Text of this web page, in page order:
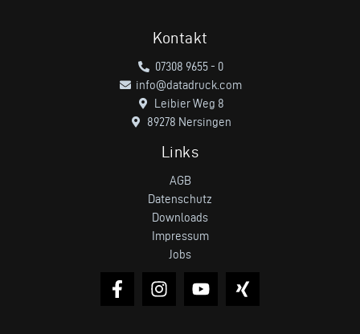
Kontakt
07308 9655 - 0
info@datadruck.com
Leibier Weg 8
89278 Nersingen
Links
AGB
Datenschutz
Downloads
Impressum
Jobs